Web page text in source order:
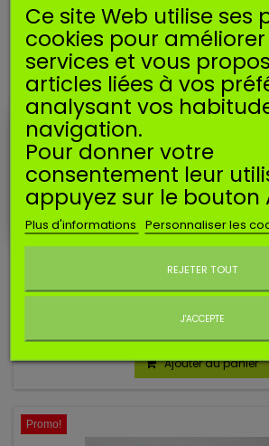
Référence
FILTRE A AIR POUR STIHL
Filtre à air compatible pour machines
MS200T
Ajouter au panier
Promo!
Ce site Web utilise ses
cookies pour
services et vous
articles liées à vos
analysant vos
navigation.
Pour donner votre
consentement leur
appuyez sur le bouton
Plus d'informations Personnaliser les
REJETER TOUT
J'ACCEPTE